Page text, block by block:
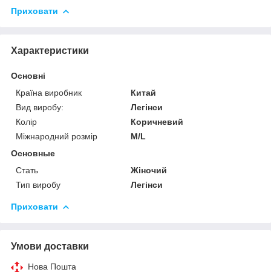
Приховати
Характеристики
Основні
Країна виробник
Китай
Вид виробу:
Легінси
Колір
Коричневий
Міжнародний розмір
M/L
Основные
Стать
Жіночий
Тип виробу
Легінси
Приховати
Умови доставки
Нова Пошта